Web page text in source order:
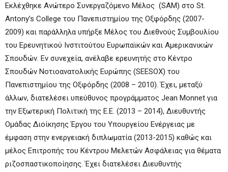
Εκλέχθηκε Ανώτερο Συνεργαζόμενο Μέλος (SAM) στο St.
Antony’s College του Πανεπιστημίου της Οξφόρδης (2007-
2009) και παράλληλα υπήρξε Μέλος του Διεθνούς Συμβουλίου
του Ερευνητικού Ινστιτούτου Ευρωπαϊκών και Αμερικανικών
Σπουδών. Εν συνεχεία, ανέλαβε ερευνητής στο Κέντρο
Σπουδών Νοτιοανατολικής Ευρώπης (SEESOX) του
Πανεπιστημίου της Οξφόρδης (2008 – 2010). Έχει, μεταξύ
άλλων, διατελέσει υπεύθυνος προγράμματος Jean Monnet για
την Εξωτερική Πολιτική της Ε.Ε. (2013 – 2014), Διευθυντής
Ομάδας Διoίκησης Έργου του Υπουργείου Ενέργειας με
έμφαση στην ενεργειακή διπλωματία (2013-2015) καθώς και
μέλος Επιτροπής του Κέντρου Μελετών Ασφάλειας για θέματα
ριζοσπαστικοποίησης. Έχει διατελέσει Διευθυντής